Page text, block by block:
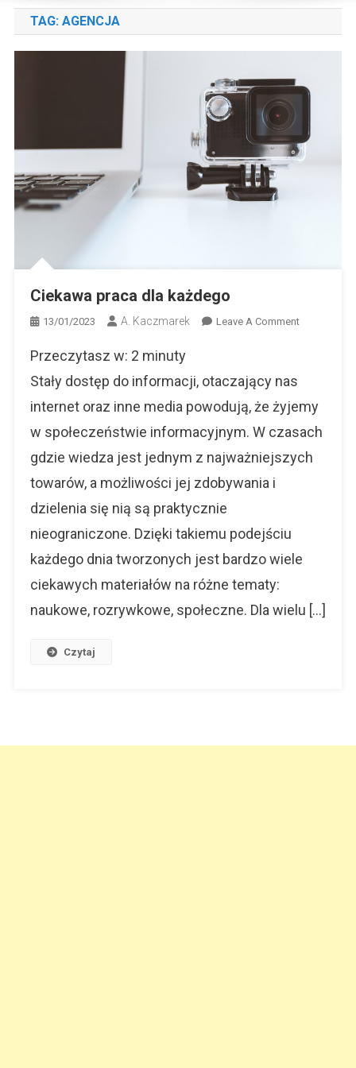
TAG: AGENCJA
Ciekawa praca dla każdego
13/01/2023 A. Kaczmarek Leave A CommentOn
Przeczytasz w: 2 minuty
Stały dostęp do informacji, otaczający nas
internet oraz inne media powodują, że żyjemy
w społeczeństwie informacyjnym. W czasach
gdzie wiedza jest jednym z najważniejszych
towarów, a możliwości jej zdobywania i
dzielenia się nią są praktycznie
nieograniczone. Dzięki takiemu podejściu
każdego dnia tworzonych jest bardzo wiele
ciekawych materiałów na różne tematy:
naukowe, rozrywkowe, społeczne. Dla wielu […]
Czytaj